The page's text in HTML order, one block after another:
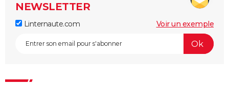
NEWSLETTER
Linternaute.com Voir un exemple